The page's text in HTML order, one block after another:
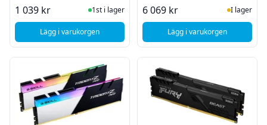
1 039 kr I Lager
1st i lager
Lägg i varukorgen, HP Enterprise 8GB DDR4 3200Mhz ECC - Bulk
6 069 kr I Lager
I lager
Lägg i varukorgen
, Kingston FURY